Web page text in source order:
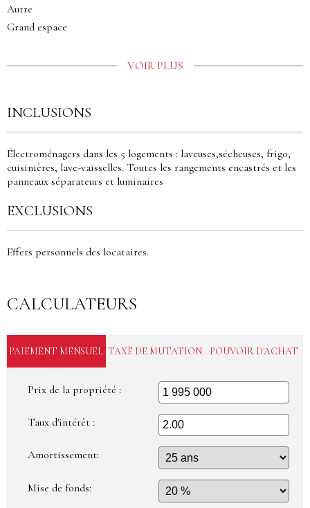
Autre
Grand espace
VOIR PLUS
INCLUSIONS
Électroménagers dans les 5 logements : laveuses,sécheuses, frigo,
cuisinières, lave-vaisselles. Toutes les rangements encastrés et les
panneaux séparateurs et luminaires
EXCLUSIONS
Effets personnels des locataires.
CALCULATEURS
PAIEMENT MENSUEL TAXE DE MUTATION POUVOIR D'ACHAT
Prix de la propriété :
Taux d'intérêt :
Amortissement:
Mise de fonds: